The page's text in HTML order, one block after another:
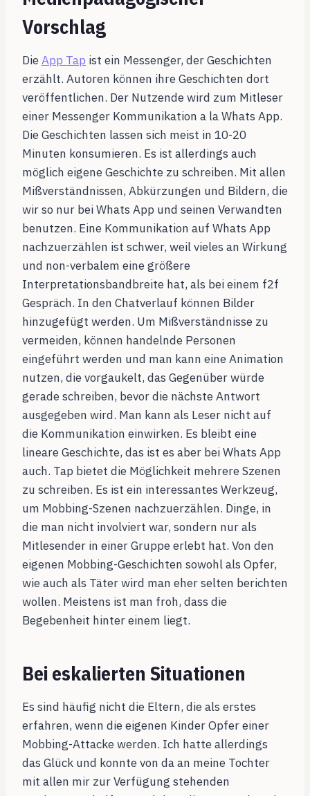
Vorschlag
DieApp Tap ist ein Messenger, der Geschichten
erzählt. Autoren können ihre Geschichten dort
veröffentlichen. Der Nutzende wird zum Mitleser
einer Messenger Kommunikation a la Whats App.
Die Geschichten lassen sich meist in 10-20
Minuten konsumieren. Es ist allerdings auch
möglich eigene Geschichte zu schreiben. Mit allen
Mißverständnissen, Abkürzungen und Bildern, die
wir so nur bei Whats App und seinen Verwandten
benutzen. Eine Kommunikation auf Whats App
nachzuerzählen ist schwer, weil vieles an Wirkung
und non-verbalem eine größere
Interpretationsbandbreite hat, als bei einem f2f
Gespräch. In den Chatverlauf können Bilder
hinzugefügt werden. Um Mißverständnisse zu
vermeiden, können handelnde Personen
eingeführt werden und man kann eine Animation
nutzen, die vorgaukelt, das Gegenüber würde
gerade schreiben, bevor die nächste Antwort
ausgegeben wird. Man kann als Leser nicht auf
die Kommunikation einwirken. Es bleibt eine
lineare Geschichte, das ist es aber bei Whats App
auch. Tap bietet die Möglichkeit mehrere Szenen
zu schreiben. Es ist ein interessantes Werkzeug,
um Mobbing-Szenen nachzuerzählen. Dinge, in
die man nicht involviert war, sondern nur als
Mitlesender in einer Gruppe erlebt hat. Von den
eigenen Mobbing-Geschichten sowohl als Opfer,
wie auch als Täter wird man eher selten berichten
wollen. Meistens ist man froh, dass die
Begebenheit hinter einem liegt.
Bei eskalierten Situationen
Es sind häufig nicht die Eltern, die als erstes
erfahren, wenn die eigenen Kinder Opfer einer
Mobbing-Attacke werden. Ich hatte allerdings
das Glück und konnte von da an meine Tochter
mit allen mir zur Verfügung stehenden